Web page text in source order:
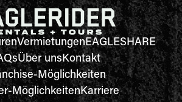
VermietungenEAGLESHARE
Über unsKontakt
Möglichkeiten
MöglichkeitenKarriere